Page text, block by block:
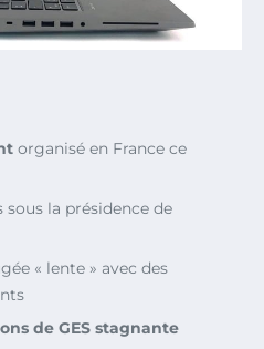
organisé en France ce
sous la présidence de
« lente » avec des
de GES stagnante